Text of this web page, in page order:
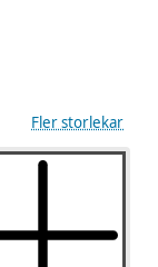
Fler storlekar